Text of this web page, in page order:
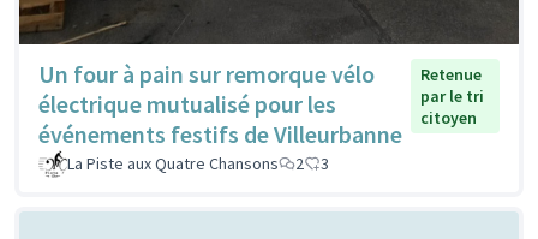
Un four à pain sur remorque vélo
électrique mutualisé pour les
événements festifs de Villeurbanne
Retenue
par le tri
citoyen
La Piste aux Quatre Chansons 2 3